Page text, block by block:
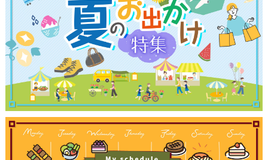
観光ガイド
ランキング
ブログ記事
サイトについて